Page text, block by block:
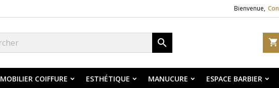
Bienvenue,
shopping_cart

MOBILIER COIFFURE ESTHÉTIQUE MANUCURE ESPACE BARBIER